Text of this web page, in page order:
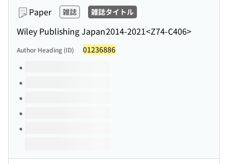
Paper 雑誌 雑誌タイトル
Wiley Publishing Japan2014-2021<Z74-C406>
Author Heading (ID) 01236886
Volumes of this title